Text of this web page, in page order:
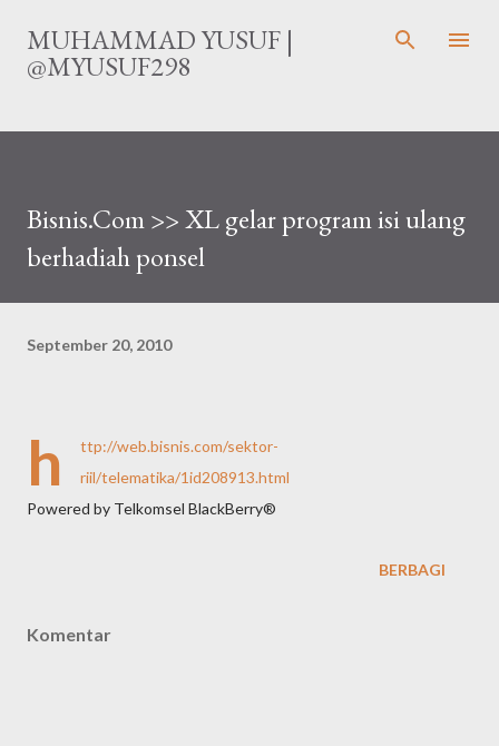
Langsung ke konten utama
MUHAMMAD YUSUF |
@MYUSUF298
Bisnis.Com >> XL gelar program isi ulang
berhadiah ponsel
September 20, 2010
h
ttp://web.bisnis.com/sektor-
riil/telematika/1id208913.html
Powered by Telkomsel BlackBerry®
BERBAGI
Komentar